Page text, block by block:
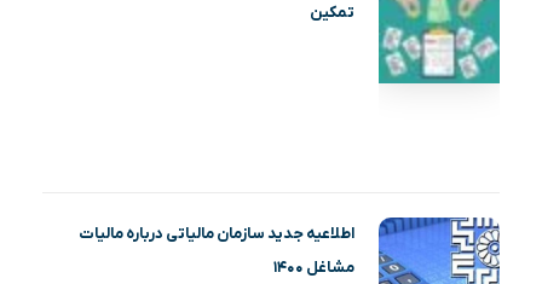
تمکین
اطلاعیه جدید سازمان مالیاتی درباره مالیات
مشاغل ۱۴۰۰